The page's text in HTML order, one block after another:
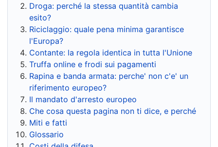
Droga: perché la stessa quantità cambia
esito?
Riciclaggio: quale pena minima garantisce
l'Europa?
Contante: la regola identica in tutta l'Unione
Truffa online e frodi sui pagamenti
Rapina e banda armata: perche' non c'e' un
riferimento europeo?
Il mandato d'arresto europeo
Che cosa questa pagina non ti dice, e perché
Miti e fatti
Glossario